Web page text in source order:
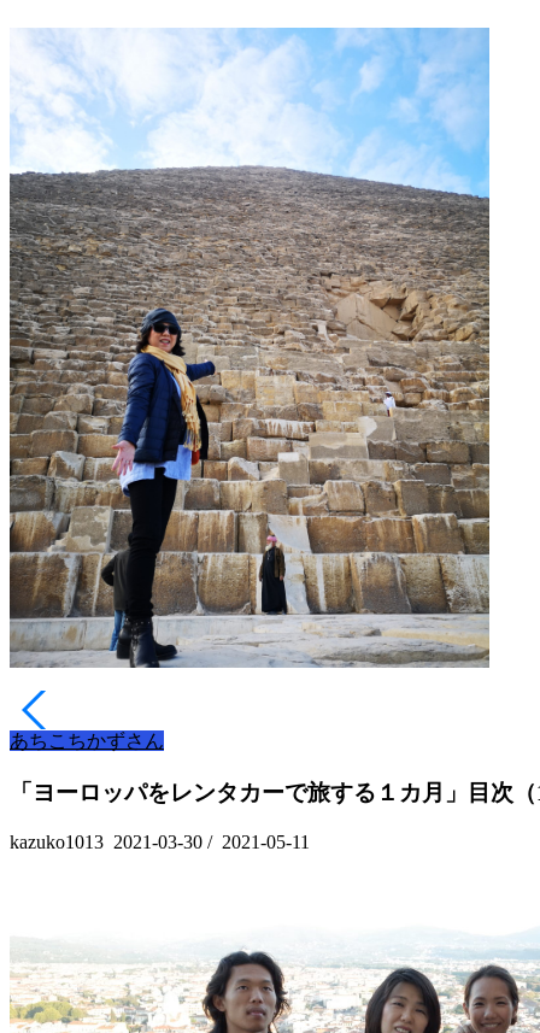
あちこちかずさん
「ヨーロッパをレンタカーで旅する１カ月」目次
kazuko1013 2021-03-30 / 2021-05-11